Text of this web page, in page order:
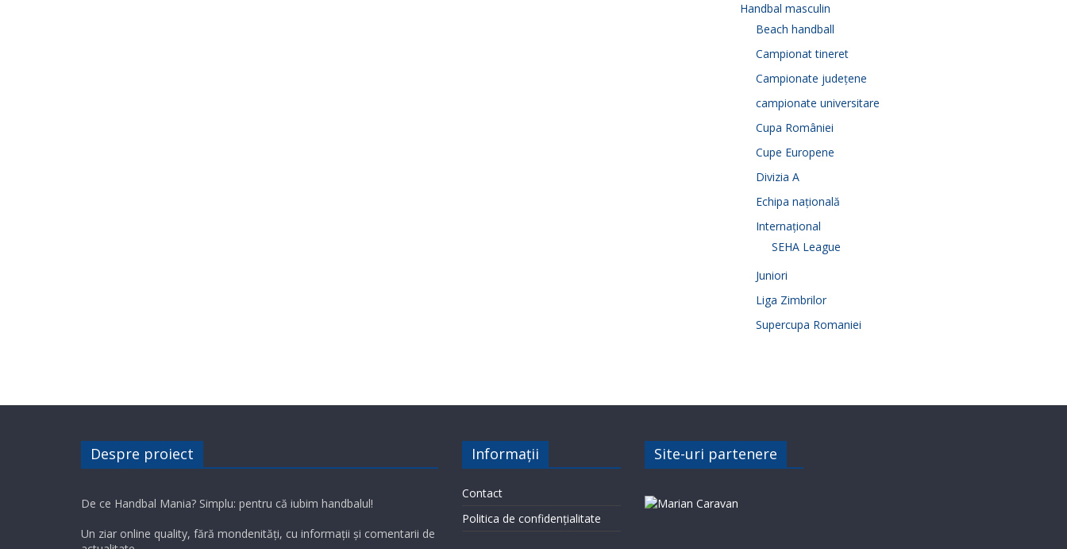
Handbal masculin
Beach handball
Campionat tineret
Campionate județene
campionate universitare
Cupa României
Cupe Europene
Divizia A
Echipa națională
Internațional
SEHA League
Juniori
Liga Zimbrilor
Supercupa Romaniei
Despre proiect
De ce Handbal Mania? Simplu: pentru că iubim handbalul!
Un ziar online quality, fără mondenități, cu informații și comentarii de
Informații
Contact
Politica de confidențialitate
Site-uri partenere